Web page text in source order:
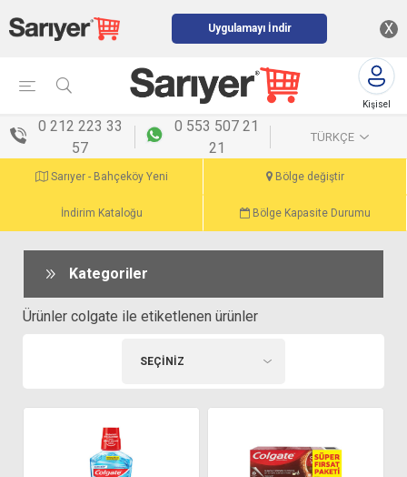
Uygulamayı İndir X
Kişisel
0 212 223 33
57
0 553 507 21
21
TÜRKÇE
Sarıyer - Bahçeköy Yeni Bölge değiştir
İndirim Kataloğu Bölge Kapasite Durumu
Kategoriler
Ürünler colgate ile etiketlenen ürünler